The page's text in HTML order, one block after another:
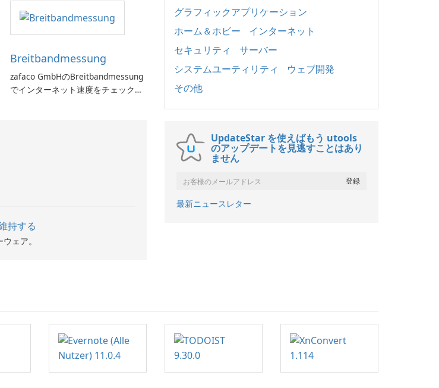
Breitbandmessung
zafaco GmbHのBreitbandmessung
でインターネット速度をチェックし
持する
ェア。
グラフィックアプリケーション
ホーム＆ホビー
インターネット
セキュリティ
サーバー
システムユーティリティ
ウェブ開発
その他
UpdateStar を使えばもう utools
のアップデートを見逃すことはあり
ません
最新ニュースレター